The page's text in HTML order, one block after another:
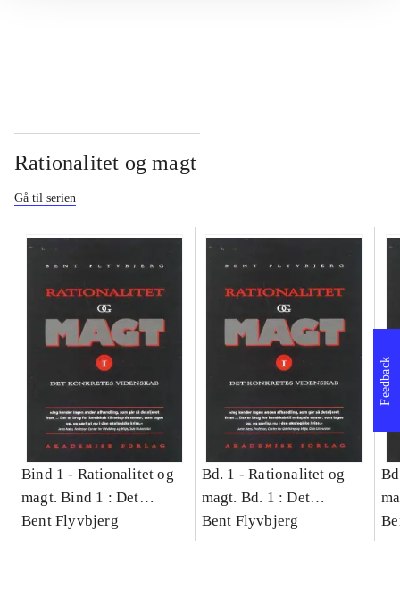
Rationalitet og magt
Gå til serien
Bind 1 - Rationalitet og
magt. Bind 1 : Det
konkretes videnskab
Bent Flyvbjerg
Bd. 1 -Rationalitet og
magt. Bd. 1 : Det
konkretes videnskab
Bent Flyvbjerg
Feedback